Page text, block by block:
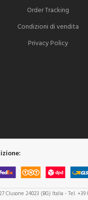
Order Tracking
Condizioni di vendita
Privacy Policy
24023 (BG) Italia - Tel. +39